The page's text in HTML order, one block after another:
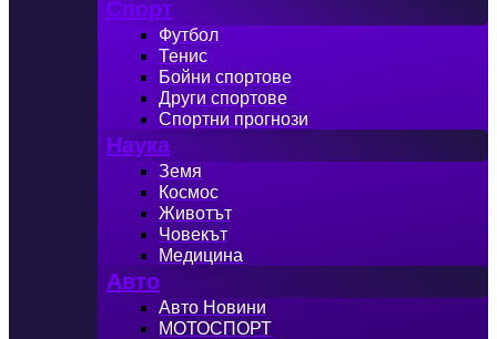
Спорт
Футбол
Тенис
Бойни спортове
Други спортове
Спортни прогнози
Наука
Земя
Космос
Животът
Човекът
Медицина
Авто
Авто Новини
МОТОСПОРТ